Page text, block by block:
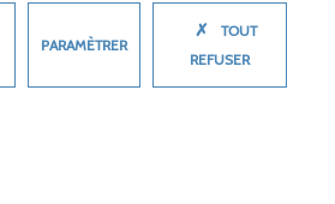
PARAMÈTRER
✗
TOUT
REFUSER